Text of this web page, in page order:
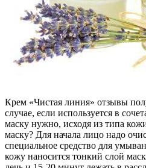
Крем «Чистая линия» отзывы
случае, если используется в
маску нужно, исходя из типа
маску? Для начала лицо надо
специальное средство для
кожу наносится тонкий слой